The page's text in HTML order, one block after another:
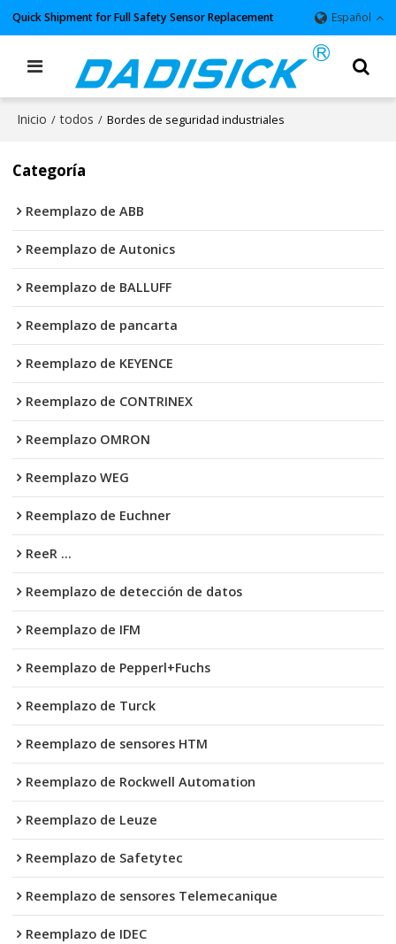
Quick Shipment for Full Safety Sensor Replacement Español
Inicio / todos / Bordes de seguridad industriales
Categoría
Reemplazo de ABB
Reemplazo de Autonics
Reemplazo de BALLUFF
Reemplazo de pancarta
Reemplazo de KEYENCE
Reemplazo de CONTRINEX
Reemplazo OMRON
Reemplazo WEG
Reemplazo de Euchner
ReeR ...
Reemplazo de detección de datos
Reemplazo de IFM
Reemplazo de Pepperl+Fuchs
Reemplazo de Turck
Reemplazo de sensores HTM
Reemplazo de Rockwell Automation
Reemplazo de Leuze
Reemplazo de Safetytec
Reemplazo de sensores Telemecanique
Reemplazo de IDEC